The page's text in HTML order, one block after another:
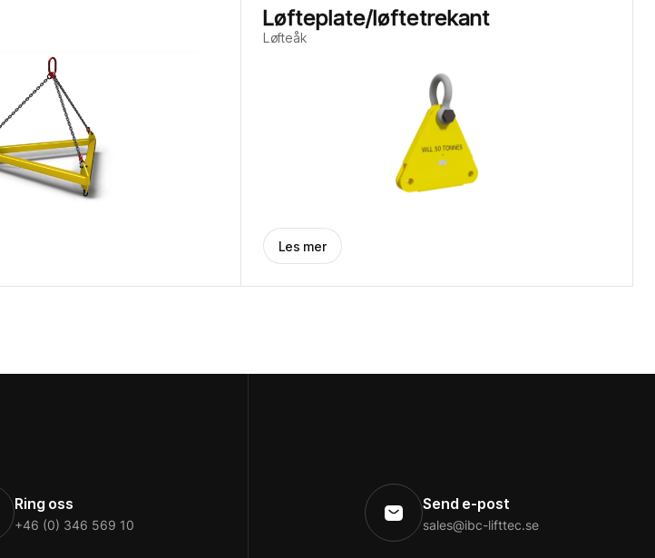
Løfteplate/løftetrekant
Løfteåk
Les mer
Ring oss
+46 (0) 346 569 10
Send e-post
sales@ibc-lifttec.se